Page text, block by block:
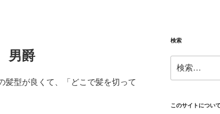
男爵
髪型が良くて、「どこで髪を切って
検索
索:
このサイトについて